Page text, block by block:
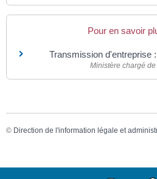
Pour en savoir
Transmission d'entreprise
Ministère chargé
© Direction de l'information légale et